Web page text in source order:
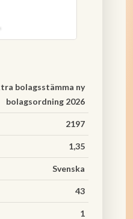
bolagsstämma ny
bolagsordning 2026
2197
1,35
Svenska
43
1